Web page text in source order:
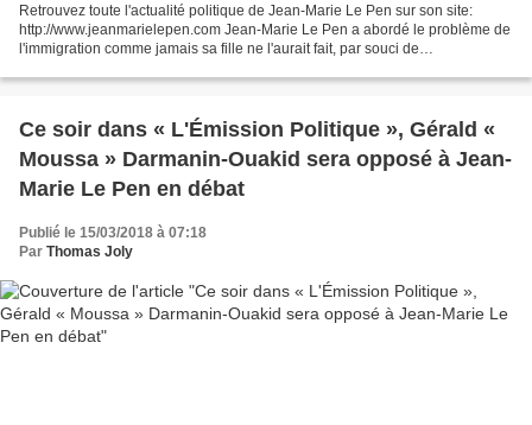
Retrouvez toute l'actualité politique de Jean-Marie Le Pen sur son site:
http://www.jeanmarielepen.com Jean-Marie Le Pen a abordé le problème de
l'immigration comme jamais sa fille ne l'aurait fait, par souci de
Ce soir dans « L'Émission Politique », Gérald «
Moussa » Darmanin-Ouakid sera opposé à Jean-
Marie Le Pen en débat
Publié le 15/03/2018 à 07:18
Par Thomas Joly